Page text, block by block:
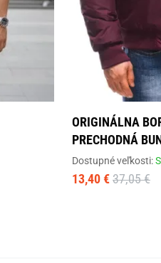
ORIGINÁLNA
PRECHODNÁ
Dostupné veľkosti:
13,40 € 37,05 €